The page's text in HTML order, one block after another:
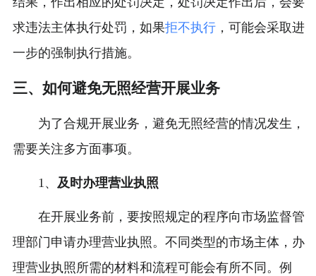
求违法主体执行处罚，如果拒不执行，可能会采取进
一步的强制执行措施。
三、如何避免无照经营开展业务
为了合规开展业务，避免无照经营的情况发生，
需要关注多方面事项。
1、 及时办理营业执照
在开展业务前，要按照规定的程序向市场监督管
理部门申请办理营业执照。不同类型的市场主体，办
理营业执照所需的材料和流程可能会有所不同。例